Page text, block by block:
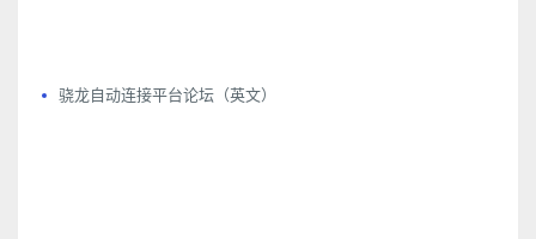
骁龙自动连接平台论坛（英文）